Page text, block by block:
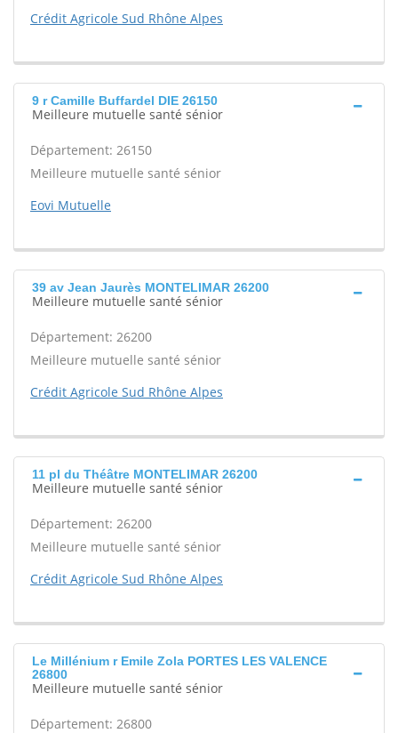
Crédit Agricole Sud Rhône Alpes
9 r Camille Buffardel DIE 26150
Meilleure mutuelle santé sénior
Département: 26150
Meilleure mutuelle santé sénior
Eovi Mutuelle
39 av Jean Jaurès MONTELIMAR 26200
Meilleure mutuelle santé sénior
Département: 26200
Meilleure mutuelle santé sénior
Crédit Agricole Sud Rhône Alpes
11 pl du Théâtre MONTELIMAR 26200
Meilleure mutuelle santé sénior
Département: 26200
Meilleure mutuelle santé sénior
Crédit Agricole Sud Rhône Alpes
Le Millénium r Emile Zola PORTES LES VALENCE
26800
Meilleure mutuelle santé sénior
Département: 26800